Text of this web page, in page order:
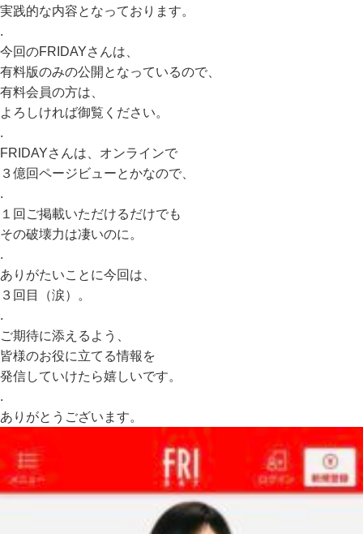
実践的な内容となっております。
.
今回のFRIDAYさんは、
有料版のみの公開となっているので、
有料会員の方は、
よろしければ御覧ください。
.
FRIDAYさんは、オンラインで
３億回ページビューとかなので、
.
１回ご掲載いただけるだけでも
その破壊力は凄いのに。
.
ありがたいことに今回は、
３回目（涙）。
.
ご期待に添えるよう、
皆様のお役に立てる情報を
発信していけたら嬉しいです。
.
ありがとうございます。